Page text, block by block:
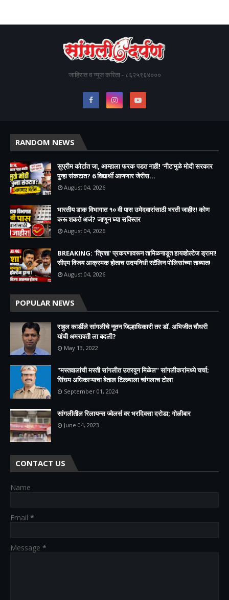
जाहिरात व न्यूज करिता - ८६२५९६४०००
RANDOM NEWS
सुप्रीम कोर्टात जा, आम्हाला फरक पडत नाही! 'नीट'मुळे मोदी सरकार
पुन्हा संकटात? 6 विद्यार्थी आणणार जेरीस...
August 04, 2026
भारतीय डाक विभागात १० वी पास उमेदवारांसाठी भरती जाहीर! कोण
करू शकते अर्ज? जाणून घ्या सविस्तर
August 04, 2026
BREAKING: 'त्रिशा' प्रकरणावरून तामिळनाडूत हायव्होल्टेज ड्रामा!
सीएम विजय आक्रमक होताच उदयनिधी स्टॅलिन पोलिसांच्या ताब्यात!
August 04, 2026
POPULAR NEWS
राहुल कार्डीले सांगलीचे नूतन जिल्हाधिकारी तर डॉ. अभिजीत चौधरी
यांची अमरावती ला बदली?
May 13, 2022
"मस्तवालांची मस्ती सांगलीत उतरवून मिळेल" सांगलीकरांमध्ये चर्चा;
सिंघम अधिकाऱ्याचा बेताल टिल्ल्याला चांगलाच टोला
September 01, 2024
सांगलीतील रिलायन्स ज्वेलर्स वर भरदिवसा दरोडा; गोळीबार
June 04, 2023
CONTACT US
Name
Email *
Message *